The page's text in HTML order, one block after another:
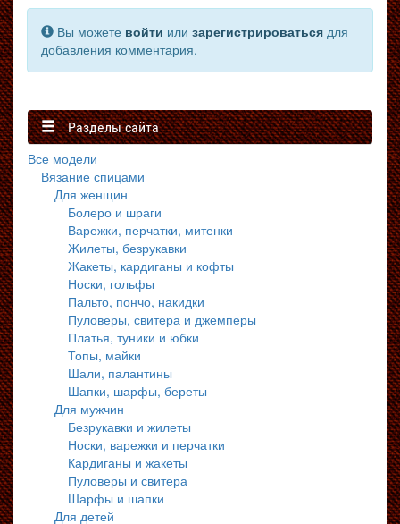
Вы можете войти или зарегистрироваться для
добавления комментария.
Разделы сайта
Все модели
Вязание спицами
Для женщин
Болеро и шраги
Варежки, перчатки, митенки
Жилеты, безрукавки
Жакеты, кардиганы и кофты
Носки, гольфы
Пальто, пончо, накидки
Пуловеры, свитера и джемперы
Платья, туники и юбки
Топы, майки
Шали, палантины
Шапки, шарфы, береты
Для мужчин
Безрукавки и жилеты
Носки, варежки и перчатки
Кардиганы и жакеты
Пуловеры и свитера
Шарфы и шапки
Для детей